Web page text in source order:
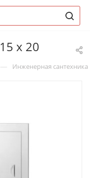
х 20
— Инженерная сантехника